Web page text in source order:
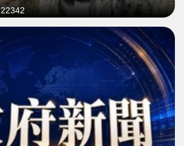
22342